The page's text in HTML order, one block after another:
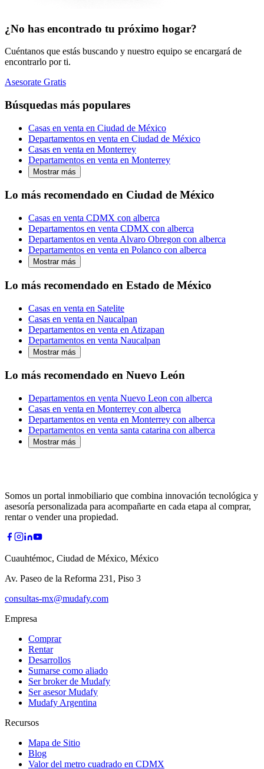
¿No has encontrado tu próximo hogar?
Cuéntanos que estás buscando y nuestro equipo se encargará de
encontrarlo por ti.
Asesorate Gratis
Búsquedas más populares
Casas en venta en Ciudad de México
Departamentos en venta en Ciudad de México
Casas en venta en Monterrey
Departamentos en venta en Monterrey
Mostrar más
Lo más recomendado en Ciudad de México
Casas en venta CDMX con alberca
Departamentos en venta CDMX con alberca
Departamentos en venta Alvaro Obregon con alberca
Departamentos en venta en Polanco con alberca
Mostrar más
Lo más recomendado en Estado de México
Casas en venta en Satelite
Casas en venta en Naucalpan
Departamentos en venta en Atizapan
Departamentos en venta Naucalpan
Mostrar más
Lo más recomendado en Nuevo León
Departamentos en venta Nuevo Leon con alberca
Casas en venta en Monterrey con alberca
Departamentos en venta en Monterrey con alberca
Departamentos en venta santa catarina con alberca
Mostrar más
Somos un portal inmobiliario que combina innovación tecnológica y
asesoría personalizada para acompañarte en cada etapa al comprar,
rentar o vender una propiedad.
Cuauhtémoc, Ciudad de México, México
Av. Paseo de la Reforma 231, Piso 3
consultas-mx@mudafy.com
Empresa
Comprar
Rentar
Desarrollos
Sumarse como aliado
Ser broker de Mudafy
Ser asesor Mudafy
Mudafy Argentina
Recursos
Mapa de Sitio
Blog
Valor del metro cuadrado en CDMX